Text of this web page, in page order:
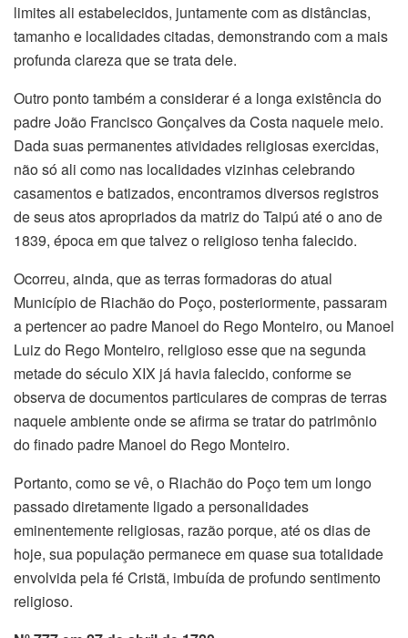
limites ali estabelecidos, juntamente com as distâncias,
tamanho e localidades citadas, demonstrando com a mais
profunda clareza que se trata dele.
Outro ponto também a considerar é a longa existência do
padre João Francisco Gonçalves da Costa naquele meio.
Dada suas permanentes atividades religiosas exercidas,
não só ali como nas localidades vizinhas celebrando
casamentos e batizados, encontramos diversos registros
de seus atos apropriados da matriz do Taipú até o ano de
1839, época em que talvez o religioso tenha falecido.
Ocorreu, ainda, que as terras formadoras do atual
Município de Riachão do Poço, posteriormente, passaram
a pertencer ao padre Manoel do Rego Monteiro, ou Manoel
Luiz do Rego Monteiro, religioso esse que na segunda
metade do século XIX já havia falecido, conforme se
observa de documentos particulares de compras de terras
naquele ambiente onde se afirma se tratar do patrimônio
do finado padre Manoel do Rego Monteiro.
Portanto, como se vê, o Riachão do Poço tem um longo
passado diretamente ligado a personalidades
eminentemente religiosas, razão porque, até os dias de
hoje, sua população permanece em quase sua totalidade
envolvida pela fé Cristã, imbuída de profundo sentimento
religioso.